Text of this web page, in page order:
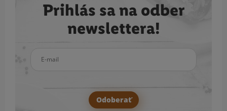
Prihlás sa na odber
newslettera!
Odoberať